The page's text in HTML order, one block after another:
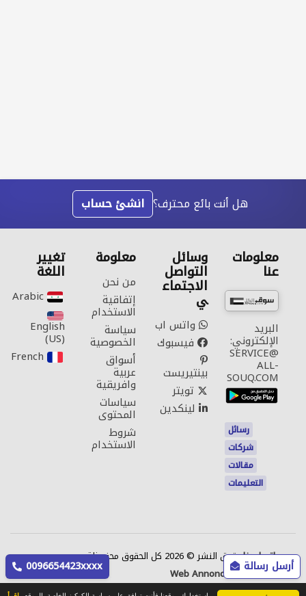
0096654423xxxx أرسل رسالة
هل أنت بائع محترف؟ انشئ حساب
معلومات
عنا
البريد
الإلكتروني:
SERVICE@
ALL-
SOUQ.COM
رسائل
شركات
مقالات
التعليمات
وسائل
التواصل
الاجتماع
ي
واتس اب
فيسبوك
بينتيريست
تويتر
لينكدين
معلومة
من نحن
إتفاقية
الاستخدام
سياسة
الخصوصية
أسواق
عربية
وافريقية
سياسات
المحتوى
شروط
الاستخدام
تغيير
اللغة
Arabic‎
English
(US)‎
French‎
اتصل بناحقوق النشر © 2026 كل الحقوق محفوظة.
Web Annonces Technology